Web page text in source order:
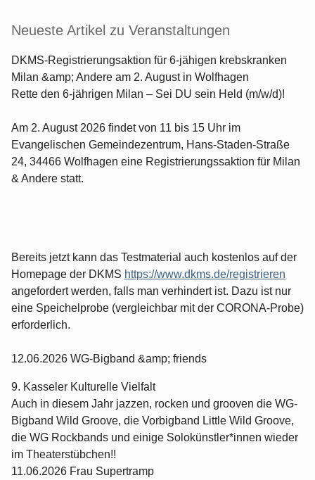
Neueste Artikel zu Veranstaltungen
DKMS-Registrierungsaktion für 6-jähigen krebskranken
Milan &amp; Andere am 2. August in Wolfhagen
Rette den 6-jährigen Milan – Sei DU sein Held (m/w/d)!
Am 2. August 2026 findet von 11 bis 15 Uhr im
Evangelischen Gemeindezentrum, Hans-Staden-Straße
24, 34466 Wolfhagen eine Registrierungssaktion für Milan
& Andere statt.
Bereits jetzt kann das Testmaterial auch kostenlos auf der
Homepage der DKMS https://www.dkms.de/registrieren
angefordert werden, falls man verhindert ist. Dazu ist nur
eine Speichelprobe (vergleichbar mit der CORONA-Probe)
erforderlich.
12.06.2026 WG-Bigband &amp; friends
9. Kasseler Kulturelle Vielfalt
Auch in diesem Jahr jazzen, rocken und grooven die WG-
Bigband Wild Groove, die Vorbigband Little Wild Groove,
die WG Rockbands und einige Solokünstler*innen wieder
im Theaterstübchen!!
11.06.2026 Frau Supertramp